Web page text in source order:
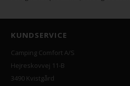
KUNDSERVICE
Camping Comfort A/S
Hejreskovvej 11-B
3490 Kvistgård